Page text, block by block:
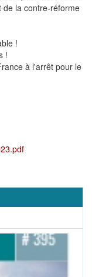
de la contre-réforme
!
!
à l'arrêt pour le